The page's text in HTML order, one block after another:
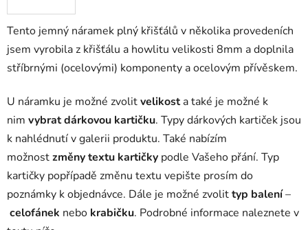
Tento jemný náramek plný křišťálů v několika provedeních
jsem vyrobila z křišťálu a howlitu velikosti 8mm a doplnila
stříbrnými (ocelovými) komponenty a ocelovým přívěskem.
U náramku je možné zvolitvelikosta také je možné k
nim vybrat dárkovou kartičku. Typy dárkových kartiček jsou
k nahlédnutí v galerii produktu. Také nabízím
možnostzměny textu kartičky podle Vašeho přání. Typ
kartičky popřípadě změnu textu vepište prosím do
poznámky k objednávce. Dále je možné zvolittyp balení–
celofánek nebo krabičku. Podrobné informace naleznete v